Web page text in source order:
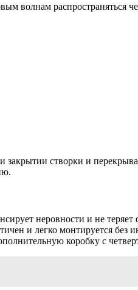
волнам распространяться
закрытии створки и
неровности и не теряет
и легко монтируется без
коробку с